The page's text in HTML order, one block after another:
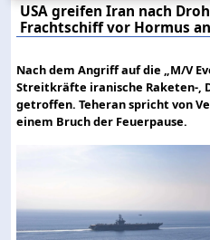
USA greifen Iran nach
Frachtschiff vor Hormus an
Nach dem Angriff auf die „M/V
Streitkräfte iranische Raketen-,
getroffen. Teheran spricht von
einem Bruch der Feuerpause.